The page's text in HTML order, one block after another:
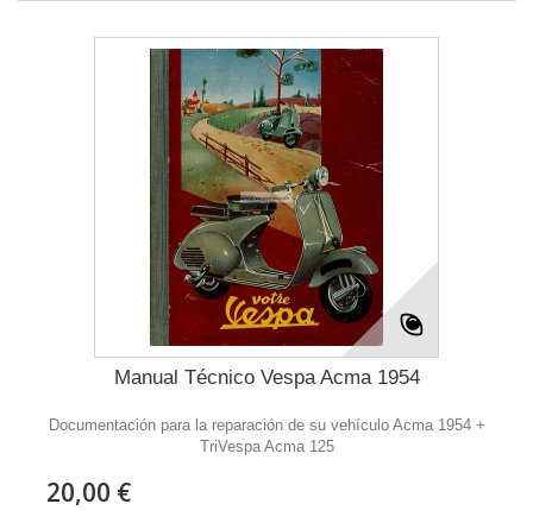
Manual Técnico Vespa Acma 1954
Documentación para la reparación de su vehículo Acma 1954 +
TriVespa Acma 125
20,00 €